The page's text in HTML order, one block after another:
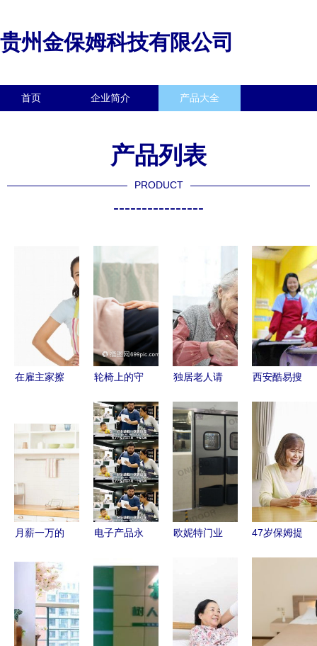
贵州金保姆科技有限公司
首页 企业简介 产品大全
产品列表
PRODUCT
----------------
在雇主家擦
岁住家保姆
的情感自述
轮椅上的守
多岁女保姆
与病患的考
试人生
独居老人请
与家务之
外，那些被
隐藏的真实
西安酷易搜
生活服务的
新选择
月薪一万的
高薪背后的
神经紧绷与
职业尊严
电子产品永
代家政中的
数字迷思与
欧妮特门业
车间防撞自
由门与家政
47岁保姆提
足三个要求